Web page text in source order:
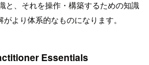
と、それを操作・構築するための知識
より体系的なものになります。
Essentials